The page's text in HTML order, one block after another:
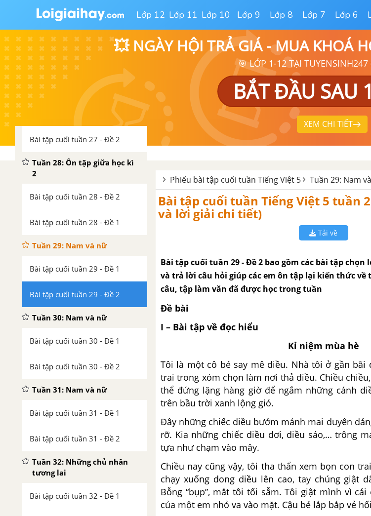
Lớp 12 Lớp 11 Lớp 10 Lớp 9 Lớp 8 Lớp 7 Lớp 6
💥 NGÀY HỘI TRẢ GIÁ - MUA KHOÁ
🎯 LỚP 1-12 TẠI
BẮT ĐẦU SAU
XEM CHI TIẾT
Tuần 26: Nhớ nguồn
Bài tập cuối tuần 26 - Đề 1
Bài tập cuối tuần 26 - Đề 2
Tuần 27: Nhớ nguồn
Bài tập cuối tuần 27 - Đề 1
Bài tập cuối tuần 27 - Đề 2
Tuần 28: Ôn tập giữa học kì
2
Bài tập cuối tuần 28 - Đề 2
Bài tập cuối tuần 28 - Đề 1
Tuần 29: Nam và nữ
Bài tập cuối tuần 29 - Đề 1
Bài tập cuối tuần 29 - Đề 2
Tuần 30: Nam và nữ
Bài tập cuối tuần 30 - Đề 1
Bài tập cuối tuần 30 - Đề 2
Tuần 31: Nam và nữ
Bài tập cuối tuần 31 - Đề 1
Bài tập cuối tuần 31 - Đề 2
Tuần 32: Những chủ nhân
tương lai
Bài tập cuối tuần 32 - Đề 1
Phiếu bài tập cuối tuần Tiếng Việt 5 Tuần 29: Nam
Bài tập cuối tuần Tiếng Việt 5 tuần
và lời giải chi tiết)
Tải về
Bài tập cuối tuần 29 - Đề 2 bao gồm các bài tập chọn
và trả lời câu hỏi giúp các em ôn tập lại kiến thức
câu, tập làm văn đã được học trong tuần
Đề bài
I – Bài tập về đọc hiểu
Kỉ niệm mùa hè
Tôi là một cô bé say mê diều. Nhà tôi ở gần bãi
trai trong xóm chọn làm nơi thả diều. Chiều
thể đứng lặng hàng giờ để ngắm những cánh
trên bầu trời xanh lộng gió.
Đây những chiếc diều bướm mảnh mai duyên
rỡ. Kia những chiếc diều dơi, diều sáo,… trông
tựa như chạm vào mây.
Chiều nay cũng vậy, tôi tha thẩn xem bọn con
chạy xuống dong diều lên cao, tay chúng giật
Bỗng “bụp”, mắt tôi tối sẫm. Tôi giật mình vì
của một em nhỏ va vào mặt. Cậu bé lắp bắp vẻ